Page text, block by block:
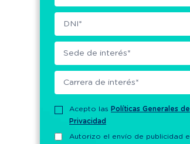
Acepto las Políticas Generales de
Privacidad
Autorizo el envío de publicidad e